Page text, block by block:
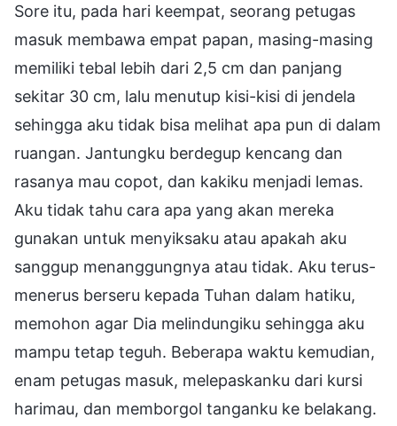
Sore itu, pada hari keempat, seorang petugas
masuk membawa empat papan, masing-masing
memiliki tebal lebih dari 2,5 cm dan panjang
sekitar 30 cm, lalu menutup kisi-kisi di jendela
sehingga aku tidak bisa melihat apa pun di dalam
ruangan. Jantungku berdegup kencang dan
rasanya mau copot, dan kakiku menjadi lemas.
Aku tidak tahu cara apa yang akan mereka
gunakan untuk menyiksaku atau apakah aku
sanggup menanggungnya atau tidak. Aku terus-
menerus berseru kepada Tuhan dalam hatiku,
memohon agar Dia melindungiku sehingga aku
mampu tetap teguh. Beberapa waktu kemudian,
enam petugas masuk, melepaskanku dari kursi
harimau, dan memborgol tanganku ke belakang.